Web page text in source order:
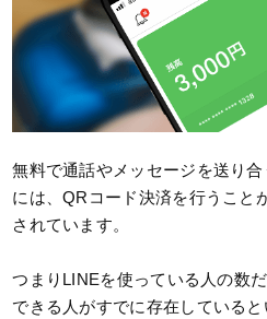
無料で通話やメッセージを送り
には、QRコード決済を行うこと
されています。
つまりLINEを使っている人の数
できる人がすでに存在していると